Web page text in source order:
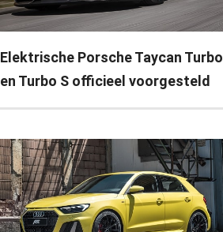
Elektrische Porsche Taycan Turbo
en Turbo S officieel voorgesteld